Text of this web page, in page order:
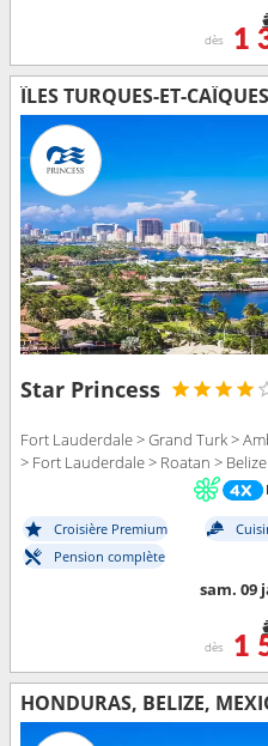
dès 1
Star Princess
Fort Lauderdale > Grand Turk >
> Fort Lauderdale > Roatan >
Croisière Premium
Pension complète
sam. 09
dès 1